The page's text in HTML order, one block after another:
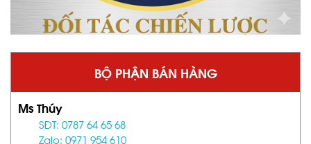
BỘ PHẬN BÁN HÀNG
Ms Thúy
SĐT: 0787 64 65 68
Zalo: 0971 954 610